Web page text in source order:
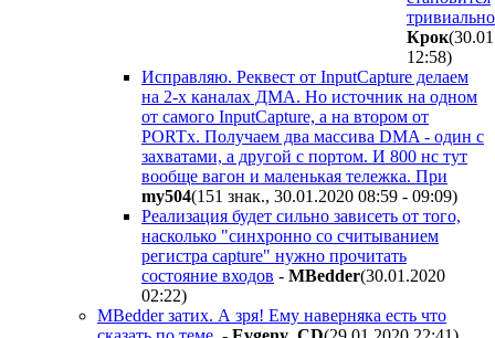
Крок
12:58)
Исправляю. Реквест от InputCapture делаем
на 2-х каналах ДМА. Но источник на одном
от самого InputCapture, а на втором от
PORTx. Получаем два массива DMA - один с
захватами, а другой с портом. И 800 нс тут
вообще вагон и маленькая тележка. При
my504(151 знак., 30.01.2020 08:59 - 09:09)
Реализация будет сильно зависеть от того,
насколько "синхронно со считыванием
регистра capture" нужно прочитать
состояние входов - MBedder(30.01.2020
02:22)
MBedder затих. А зря! Ему наверняка есть что